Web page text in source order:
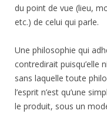
du point de vue (lieu,
etc.) de celui qui parle.
Une philosophie qui
contredirait puisqu’elle
sans laquelle toute
l’esprit n’est qu’une
le produit, sous un